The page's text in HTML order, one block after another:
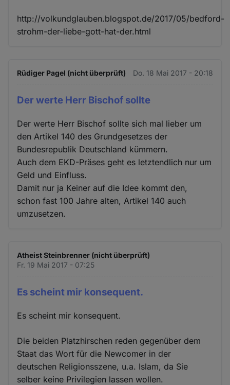
http://volkundglauben.blogspot.de/2017/05/bedford-
strohm-der-liebe-gott-hat-der.html
Rüdiger Pagel (nicht überprüft) Do. 18 Mai 2017 - 20:18
Der werte Herr Bischof sollte
Der werte Herr Bischof sollte sich mal lieber um
den Artikel 140 des Grundgesetzes der
Bundesrepublik Deutschland kümmern.
Auch dem EKD-Präses geht es letztendlich nur um
Geld und Einfluss.
Damit nur ja Keiner auf die Idee kommt den,
schon fast 100 Jahre alten, Artikel 140 auch
umzusetzen.
Atheist Steinbrenner (nicht überprüft)
Fr. 19 Mai 2017 - 07:25
Es scheint mir konsequent.
Es scheint mir konsequent.
Die beiden Platzhirschen reden gegenüber dem
Staat das Wort für die Newcomer in der
deutschen Religionsszene, u.a. Islam, da Sie
selber keine Privilegien lassen wollen.